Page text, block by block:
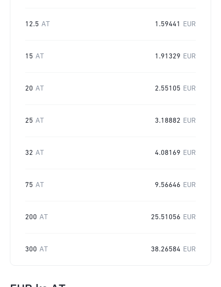
12.5 AT 1.59441 EUR
15 AT 1.91329 EUR
20 AT 2.55105 EUR
25 AT 3.18882 EUR
32 AT 4.08169 EUR
75 AT 9.56646 EUR
200 AT 25.51056 EUR
300 AT 38.26584 EUR